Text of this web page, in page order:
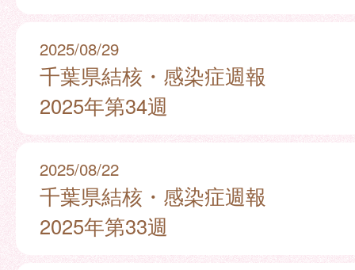
2025/08/29
千葉県結核・感染症週報
2025年第34週
2025/08/22
千葉県結核・感染症週報
2025年第33週